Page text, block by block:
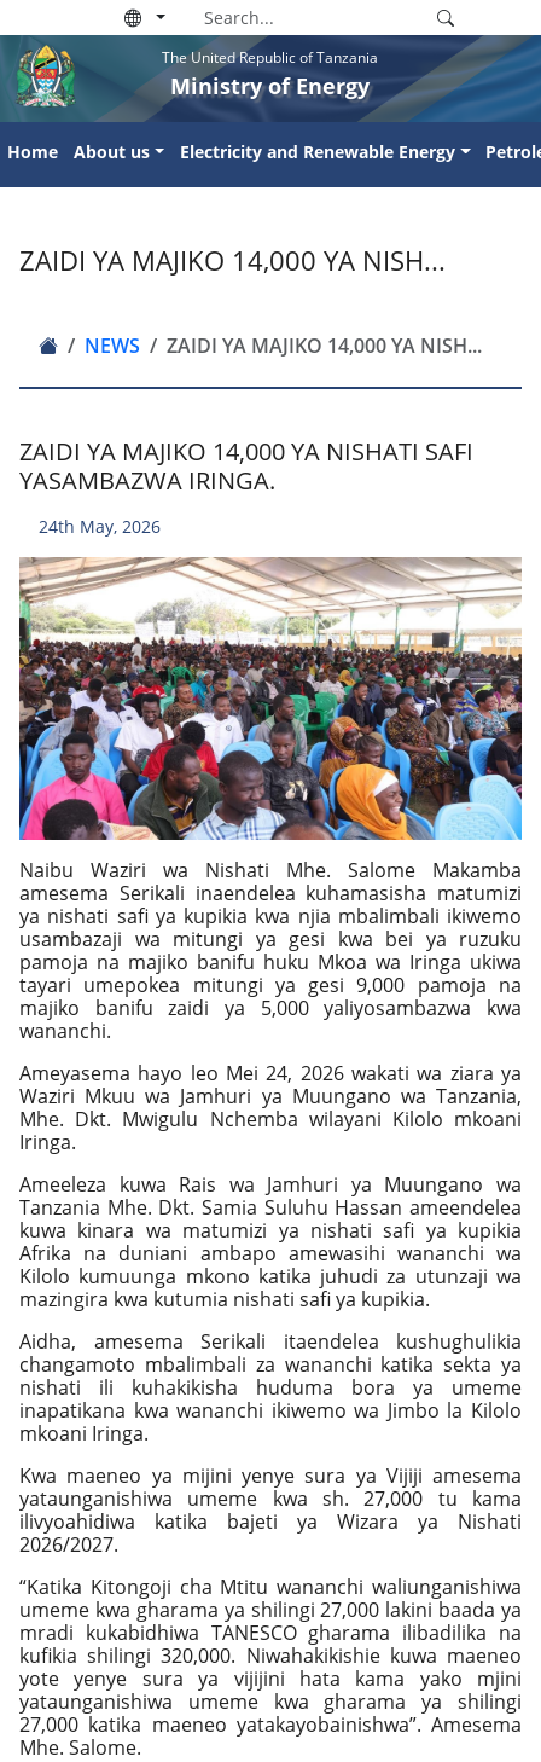
The United Republic of Tanzania
Ministry of Energy
Home About us Electricity and Renewable Energy
ZAIDI YA MAJIKO 14,000 YA NISH...
NEWS ZAIDI YA MAJIKO 14,000 YA NISH...
ZAIDI YA MAJIKO 14,000 YA NISHATI SAFI
YASAMBAZWA IRINGA.
24th May, 2026
Naibu Waziri wa Nishati Mhe. Salome Makamba
amesema Serikali inaendelea kuhamasisha matumizi
ya nishati safi ya kupikia kwa njia mbalimbali ikiwemo
usambazaji wa mitungi ya gesi kwa bei ya ruzuku
pamoja na majiko banifu huku Mkoa wa Iringa ukiwa
tayari umepokea mitungi ya gesi 9,000 pamoja na
majiko banifu zaidi ya 5,000 yaliyosambazwa kwa
wananchi.
Ameyasema hayo leo Mei 24, 2026 wakati wa ziara ya
Waziri Mkuu wa Jamhuri ya Muungano wa Tanzania,
Mhe. Dkt. Mwigulu Nchemba wilayani Kilolo mkoani
Iringa.
Ameeleza kuwa Rais wa Jamhuri ya Muungano wa
Tanzania Mhe. Dkt. Samia Suluhu Hassan ameendelea
kuwa kinara wa matumizi ya nishati safi ya kupikia
Afrika na duniani ambapo amewasihi wananchi wa
Kilolo kumuunga mkono katika juhudi za utunzaji wa
mazingira kwa kutumia nishati safi ya kupikia.
Aidha, amesema Serikali itaendelea kushughulikia
changamoto mbalimbali za wananchi katika sekta ya
nishati ili kuhakikisha huduma bora ya umeme
inapatikana kwa wananchi ikiwemo wa Jimbo la Kilolo
mkoani Iringa.
Kwa maeneo ya mijini yenye sura ya Vijiji amesema
yataunganishiwa umeme kwa sh. 27,000 tu kama
ilivyoahidiwa katika bajeti ya Wizara ya Nishati
2026/2027.
“Katika Kitongoji cha Mtitu wananchi waliunganishiwa
umeme kwa gharama ya shilingi 27,000 lakini baada ya
mradi kukabidhiwa TANESCO gharama ilibadilika na
kufikia shilingi 320,000. Niwahakikishie kuwa maeneo
yote yenye sura ya vijijini hata kama yako mjini
yataunganishiwa umeme kwa gharama ya shilingi
27,000 katika maeneo yatakayobainishwa”. Amesema
Mhe. Salome.